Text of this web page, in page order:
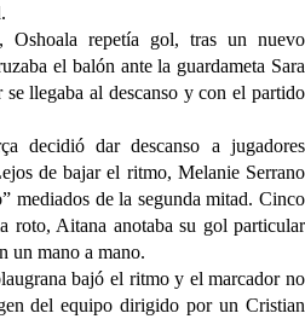
repetía gol, tras un nuevo
el balón ante la guardameta Sara
llegaba al descanso y con el partido
decidió dar descanso a jugadores
de bajar el ritmo, Melanie Serrano
mediados de la segunda mitad. Cinco
roto, Aitana anotaba su gol particular
un mano a mano.
bajó el ritmo y el marcador no
del equipo dirigido por un Cristian